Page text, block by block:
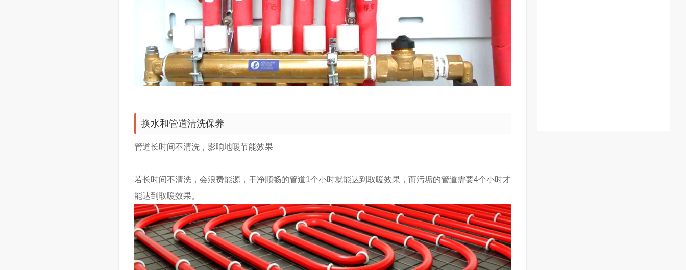
换水和管道清洗保养
管道长时间不清洗，影响地暖节能效果
若长时间不清洗，会浪费能源，干净顺畅的管道1个小时就能达到取暖效果，而污垢的管道需要4个小时才
能达到取暖效果。